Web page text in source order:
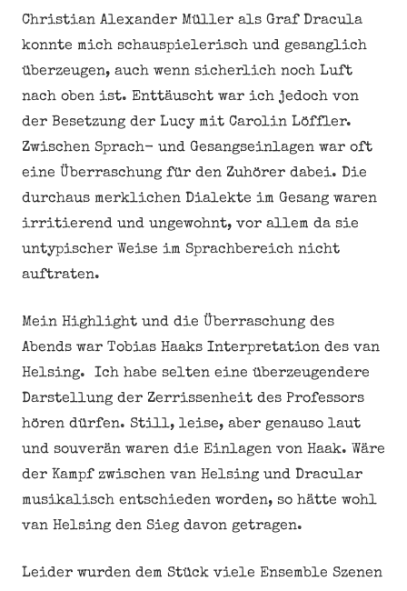
Christian Alexander Müller als Graf Dracula
konnte mich schauspielerisch und gesanglich
überzeugen, auch wenn sicherlich noch Luft
nach oben ist. Enttäuscht war ich jedoch von
der Besetzung der Lucy mit Carolin Löffler.
Zwischen Sprach- und Gesangseinlagen war oft
eine Überraschung für den Zuhörer dabei. Die
durchaus merklichen Dialekte im Gesang waren
irritierend und ungewohnt, vor allem da sie
untypischer Weise im Sprachbereich nicht
auftraten.
Mein Highlight und die Überraschung des
Abends war Tobias Haaks Interpretation des van
Helsing. Ich habe selten eine überzeugendere
Darstellung der Zerrissenheit des Professors
hören dürfen. Still, leise, aber genauso laut
und souverän waren die Einlagen von Haak. Wäre
der Kampf zwischen van Helsing und Dracular
musikalisch entschieden worden, so hätte wohl
van Helsing den Sieg davon getragen.
Leider wurden dem Stück viele Ensemble Szenen